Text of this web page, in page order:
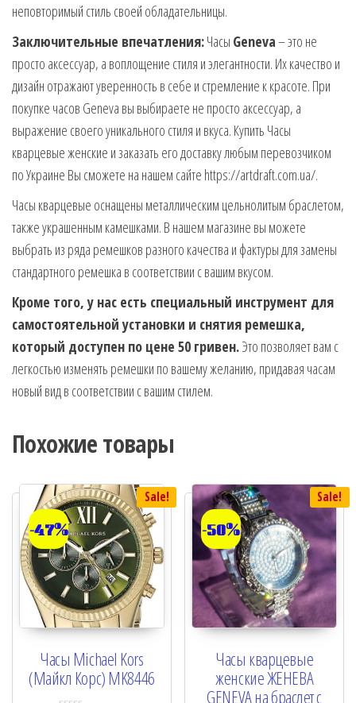
неповторимый стиль своей обладательницы.
Заключительные впечатления:Часы Geneva– это не
просто аксессуар, а воплощение стиля и элегантности. Их качество и
дизайн отражают уверенность в себе и стремление к красоте. При
покупке часов Geneva вы выбираете не просто аксессуар, а
выражение своего уникального стиля и вкуса. Купить Часы
кварцевые женские и заказать его доставку любым перевозчиком
по Украине Вы сможете на нашем сайте https://artdraft.com.ua/.
Часы кварцевые оснащены металлическим цельнолитым браслетом,
также украшенным камешками. В нашем магазине вы можете
выбрать из ряда ремешков разного качества и фактуры для замены
стандартного ремешка в соответствии с вашим вкусом.
Кроме того, у нас есть специальный инструмент для
самостоятельной установки и снятия ремешка,
который доступен по цене 50 гривен.Это позволяет вам с
легкостью изменять ремешки по вашему желанию, придавая часам
новый вид в соответствии с вашим стилем.
Похожие товары
Sale!
-47%
Часы Michael Kors
(Майкл Корс) MK8446
Sale!
-50%
Часы кварцевые
женские ЖЕНЕВА
GENEVA на браслет с